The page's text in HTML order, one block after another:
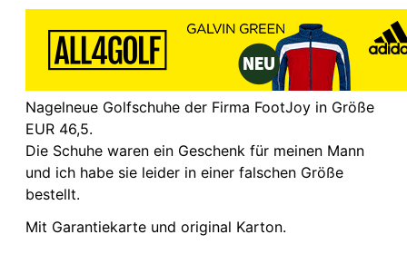
Nagelneue Golfschuhe der Firma FootJoy in Größe
EUR 46,5.
Die Schuhe waren ein Geschenk für meinen Mann
und ich habe sie leider in einer falschen Größe
bestellt.
Mit Garantiekarte und original Karton.